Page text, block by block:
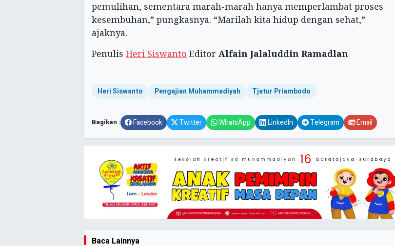
pemulihan, sementara marah-marah hanya memperlambat proses
kesembuhan,” pungkasnya. “Marilah kita hidup dengan sehat,”
ajaknya.
Penulis Heri Siswanto Editor Alfain Jalaluddin Ramadlan
Heri Siswanto Pengajian Muhammadiyah Tjatur Priambodo
Bagikan : Facebook Twitter WhatsApp LinkedIn Telegram Email
Baca Lainnya